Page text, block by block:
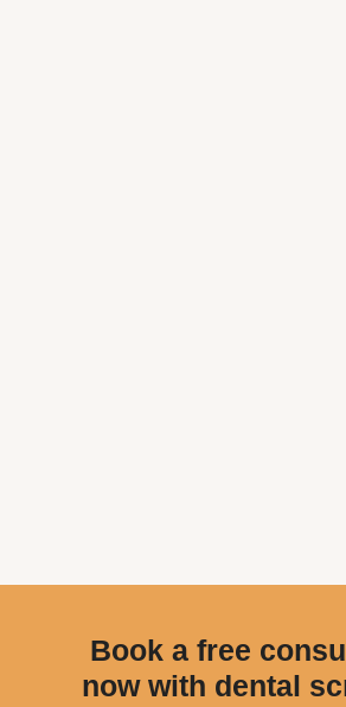
Book a free
now with dental